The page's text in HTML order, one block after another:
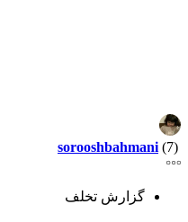
sorooshbahmani (7)
گزارش تخلف